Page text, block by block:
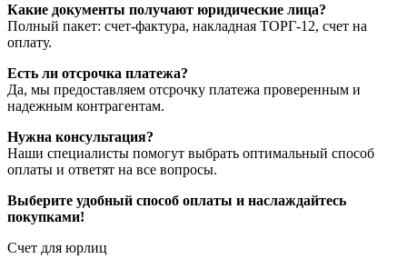
Какие документы получают юридические лица?
Полный пакет: счет-фактура, накладная ТОРГ-12, счет на
оплату.
Есть ли отсрочка платежа?
Да, мы предоставляем отсрочку платежа проверенным и
надежным контрагентам.
Нужна консультация?
Наши специалисты помогут выбрать оптимальный способ
оплаты и ответят на все вопросы.
Выберите удобный способ оплаты и наслаждайтесь
покупками!
Счет для юрлиц